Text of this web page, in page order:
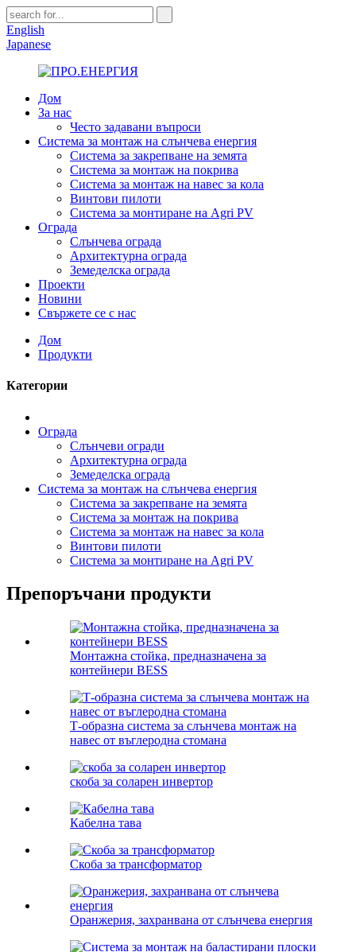
English
Japanese
Дом
За нас
Често задавани въпроси
Система за монтаж на слънчева енергия
Система за закрепване на земята
Система за монтаж на покрива
Система за монтаж на навес за кола
Винтови пилоти
Система за монтиране на Agri PV
Ограда
Слънчева ограда
Архитектурна ограда
Земеделска ограда
Проекти
Новини
Свържете се с нас
Дом
Продукти
Категории
Ограда
Слънчеви огради
Архитектурна ограда
Земеделска ограда
Система за монтаж на слънчева енергия
Система за закрепване на земята
Система за монтаж на покрива
Система за монтаж на навес за кола
Винтови пилоти
Система за монтиране на Agri PV
Препоръчани продукти
Монтажна стойка, предназначена за
контейнери BESS
Т-образна система за слънчева монтаж на
навес от въглеродна стомана
скоба за соларен инвертор
Кабелна тава
Скоба за трансформатор
Оранжерия, захранвана от слънчева енергия